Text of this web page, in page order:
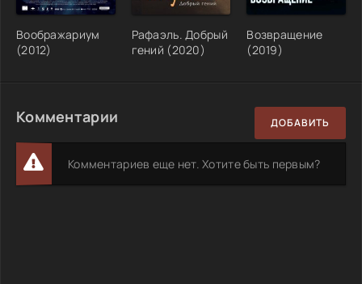
Воображариум
(2012)
Рафаэль. Добрый
гений (2020)
Возвращение
(2019)
Комментарии ДОБАВИТЬ
Комментариев еще нет. Хотите быть первым?